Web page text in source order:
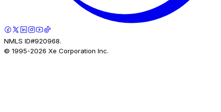
NMLS ID#920968.
© 1995-2026 Xe Corporation Inc.